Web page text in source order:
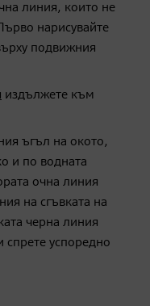
линия, които не
нарисувайте
подвижния
издължете към
ъгъл на окото,
и по водната
очна линия
на сгъвката на
черна линия
спрете успоредно